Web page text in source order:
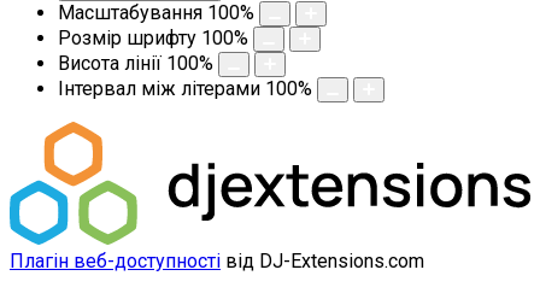
Масштабування 100%
Розмір шрифту 100%
Висота лінії 100%
Інтервал між літерами 100%
Плагін веб-доступності від DJ-Extensions.com